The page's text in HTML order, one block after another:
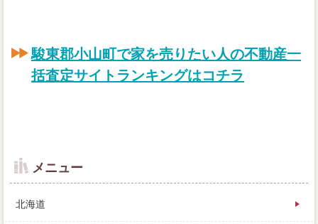
駿東郡小山町で家を売りたい人の不動産一
括査定サイトランキングはコチラ
メニュー
北海道